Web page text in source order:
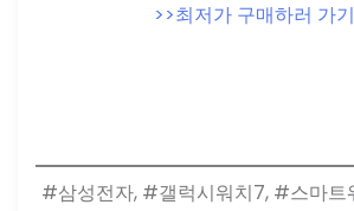
>>최저가 구매하러 가
#삼성전자, #갤럭시워치7, #스마트